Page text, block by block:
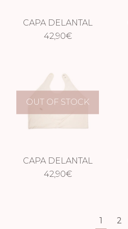
CAPA DELANTAL
JUNGLE GREEN
42,90€
OUT OF STOCK
CAPA DELANTAL
DAISY WHITE
42,90€
1 2